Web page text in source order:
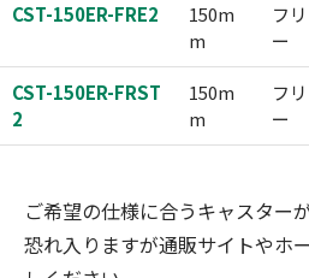
CST-150ER-FRE2
150m
m
フリ
ー
CST-150ER-FRST
2
150m
m
フリ
ー
ご希望の仕様に合うキャスター
恐れ入りますが通販サイトやホ